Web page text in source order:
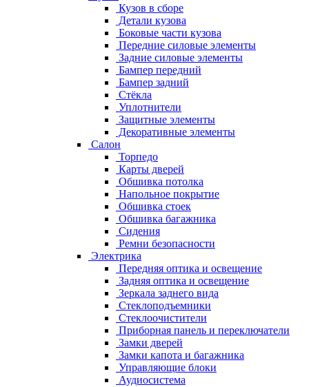
Кузов в сборе
Детали кузова
Боковые части кузова
Передние силовые элементы
Задние силовые элементы
Бампер передний
Бампер задний
Стёкла
Уплотнители
Защитные элементы
Декоративные элементы
Салон
Торпедо
Карты дверей
Обшивка потолка
Напольное покрытие
Обшивка стоек
Обшивка багажника
Сидения
Ремни безопасности
Электрика
Передняя оптика и освещение
Задняя оптика и освещение
Зеркала заднего вида
Стеклоподъемники
Стеклоочистители
Приборная панель и переключатели
Замки дверей
Замки капота и багажника
Управляющие блоки
Аудиосистема